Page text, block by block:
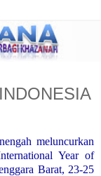
meluncurkan
Year of
Barat, 23-25